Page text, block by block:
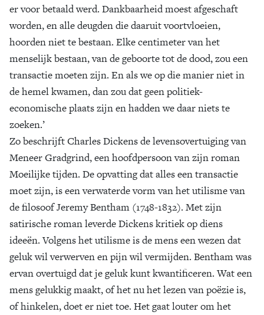
er voor betaald werd. Dankbaarheid moest afgeschaft
worden, en alle deugden die daaruit voortvloeien,
hoorden niet te bestaan. Elke centimeter van het
menselijk bestaan, van de geboorte tot de dood, zou een
transactie moeten zijn. En als we op die manier niet in
de hemel kwamen, dan zou dat geen politiek-
economische plaats zijn en hadden we daar niets te
zoeken.’
Zo beschrijft Charles Dickens de levensovertuiging van
Meneer Gradgrind, een hoofdpersoon van zijn roman
Moeilijke tijden. De opvatting dat alles een transactie
moet zijn, is een verwaterde vorm van het utilisme van
de filosoof Jeremy Bentham (1748-1832). Met zijn
satirische roman leverde Dickens kritiek op diens
ideeën. Volgens het utilisme is de mens een wezen dat
geluk wil verwerven en pijn wil vermijden. Bentham was
ervan overtuigd dat je geluk kunt kwantificeren. Wat een
mens gelukkig maakt, of het nu het lezen van poëzie is,
of hinkelen, doet er niet toe. Het gaat louter om het